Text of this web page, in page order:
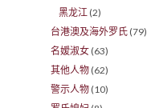
黑龙江 (2)
台港澳及海外罗氏 (79)
名嫒淑女 (63)
其他人物 (62)
警示人物 (10)